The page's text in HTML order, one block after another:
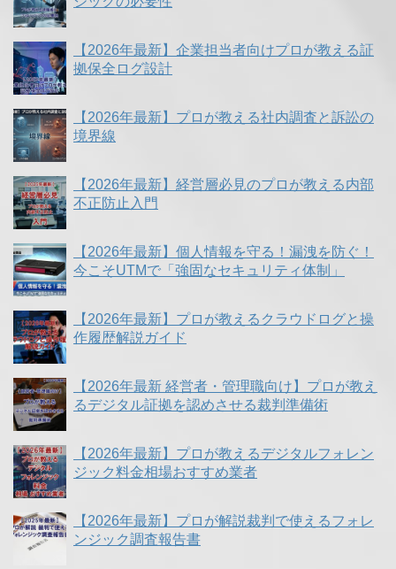
【2026年最新】企業担当者向けプロが教える証
拠保全ログ設計
【2026年最新】プロが教える社内調査と訴訟の
境界線
【2026年最新】経営層必見のプロが教える内部
不正防止入門
【2026年最新】個人情報を守る！漏洩を防ぐ！
今こそUTMで「強固なセキュリティ体制」
【2026年最新】プロが教えるクラウドログと操
作履歴解説ガイド
【2026年最新 経営者・管理職向け】プロが教え
るデジタル証拠を認めさせる裁判準備術
【2026年最新】プロが教えるデジタルフォレン
ジック料金相場おすすめ業者
【2026年最新】プロが解説裁判で使えるフォレ
ンジック調査報告書